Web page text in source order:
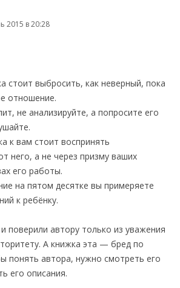
2015 в 20:28
стоит выбросить, как неверный, пока
отношение.
не анализируйте, а попросите его
к вам стоит воспринять
него, а не через призму ваших
его работы.
на пятом десятке вы примеряете
к ребёнку.
поверили автору только из уважения
А книжка эта — бред по
понять автора, нужно смотреть его
его описания.